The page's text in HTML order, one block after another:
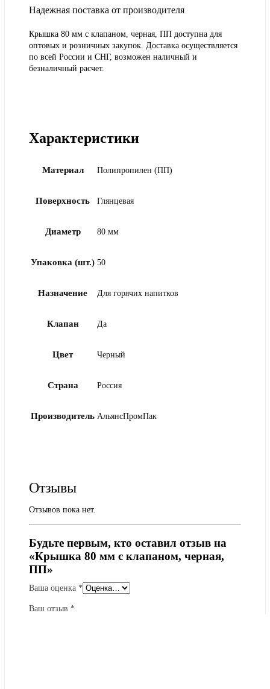
Надежная поставка от производителя
Крышка 80 мм с клапаном, черная, ПП доступна для
оптовых и розничных закупок. Доставка осуществляется
по всей России и СНГ, возможен наличный и
безналичный расчет.
Характеристики
Материал Полипропилен (ПП)
Поверхность Глянцевая
Диаметр 80 мм
Упаковка (шт.) 50
Назначение Для горячих напитков
Клапан Да
Цвет Черный
Страна Россия
Производитель АльянсПромПак
Отзывы
Отзывов пока нет.
Будьте первым, кто оставил отзыв на
«Крышка 80 мм с клапаном, черная,
ПП»
Ваша оценка *
Ваш отзыв *